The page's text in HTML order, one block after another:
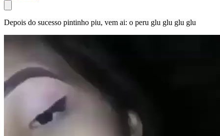
Depois do sucesso pintinho piu, vem ai: o peru glu glu glu glu